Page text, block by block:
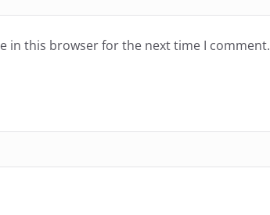
in this browser for the next time I comment.